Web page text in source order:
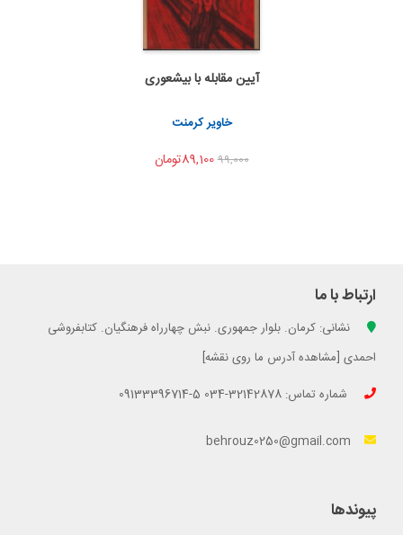
به من اطلاع بده
اشتراک گذاری
آیین مقابله با بیشعوری
خاویر کرمنت
99,00089,100تومان
ارتباط با ما
نشانی: کرمان. بلوار جمهوری. نبش چهارراه فرهنگیان. کتابفروشی
احمدی [مشاهده آدرس ما روی نقشه]
شماره تماس: 32142878-034 5-09133396714
behrouz0250@gmail.com
پیوندها